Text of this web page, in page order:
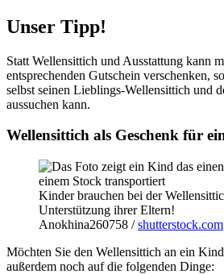
Unser Tipp!
Statt Wellensittich und Ausstattung kann
entsprechenden Gutschein verschenken,
selbst seinen Lieblings-Wellensittich und
aussuchen kann.
Wellensittich als Geschenk für
Kinder brauchen bei der
Unterstützung ihrer Eltern!
Anokhina260758 /shutterstock.com
Möchten Sie den Wellensittich an ein
außerdem noch auf die folgenden Dinge: